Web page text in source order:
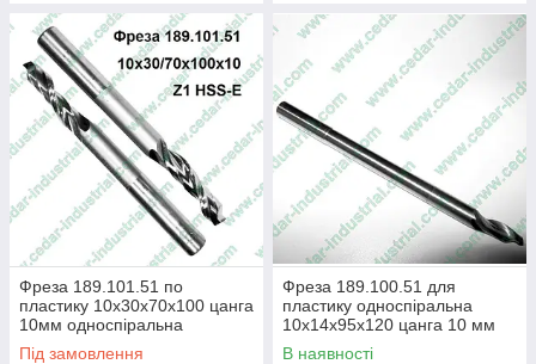
Фреза 189.101.51 по
пластику 10х30х70х100 цанга
10мм односпіральна
Під замовлення
Фреза 189.100.51 для
пластику односпіральна
10х14х95х120 цанга 10 мм
В наявності